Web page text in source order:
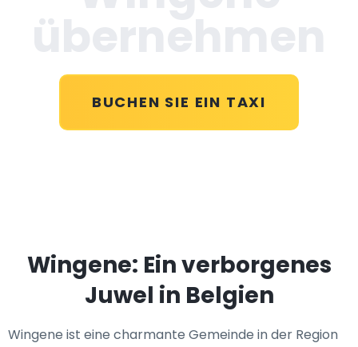
BUCHEN SIE EIN TAXI
Wingene: Ein verborgenes
Juwel in Belgien
Wingene ist eine charmante Gemeinde in der Region